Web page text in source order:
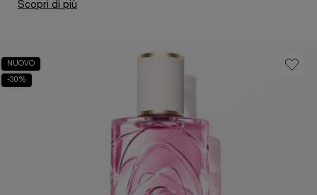
Scopri di più
NUOVO
-30%